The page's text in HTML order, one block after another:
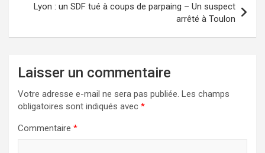
Lyon : un SDF tué à coups de parpaing – Un suspect
arrêté à Toulon
Laisser un commentaire
Votre adresse e-mail ne sera pas publiée. Les champs
obligatoires sont indiqués avec *
Commentaire *